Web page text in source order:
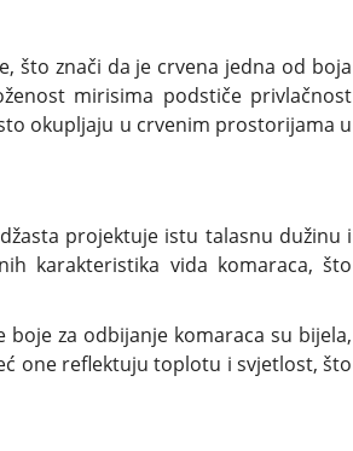
što znači da je crvena jedna od boja
mirisima podstiče privlačnost
okupljaju u crvenim prostorijama u
projektuje istu talasnu dužinu i
karakteristika vida komaraca, što
za odbijanje komaraca su bijela,
one reflektuju toplotu i svjetlost, što